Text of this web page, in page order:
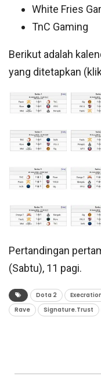
White Fries
TnC Gaming
Berikut adalah
yang ditetapkan
Pertandingan
(Sabtu), 11 pagi.
Dota 2
Rave
Signature.Trust